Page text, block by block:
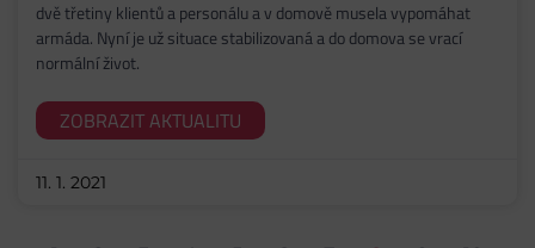
dvě třetiny klientů a personálu a v domově musela vypomáhat
armáda. Nyní je už situace stabilizovaná a do domova se vrací
normální život.
ZOBRAZIT AKTUALITU
11. 1. 2021